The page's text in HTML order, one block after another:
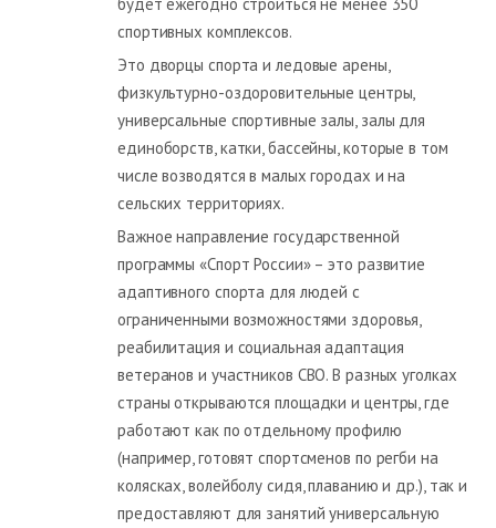
спортивных комплексов.
Это дворцы спорта и ледовые арены,
физкультурно-оздоровительные центры,
универсальные спортивные залы, залы для
единоборств, катки, бассейны, которые в том
числе возводятся в малых городах и на
сельских территориях.
Важное направление государственной
программы «Спорт России» – это развитие
адаптивного спорта для людей с
ограниченными возможностями здоровья,
реабилитация и социальная адаптация
ветеранов и участников СВО. В разных уголках
страны открываются площадки и центры, где
работают как по отдельному профилю
(например, готовят спортсменов по регби на
колясках, волейболу сидя, плаванию и др.), так и
предоставляют для занятий универсальную